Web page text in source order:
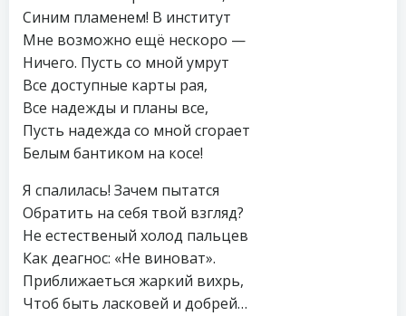
Синим пламенем! В институт
Мне возможно ещё нескоро —
Ничего. Пусть со мной умрут
Все доступные карты рая,
Все надежды и планы все,
Пусть надежда со мной сгорает
Белым бантиком на косе!
Я спалилась! Зачем пытатся
Обратить на себя твой взгляд?
Не естественый холод пальцев
Как деагнос: «Не виноват».
Приближаеться жаркий вихрь,
Чтоб быть ласковей и добрей…